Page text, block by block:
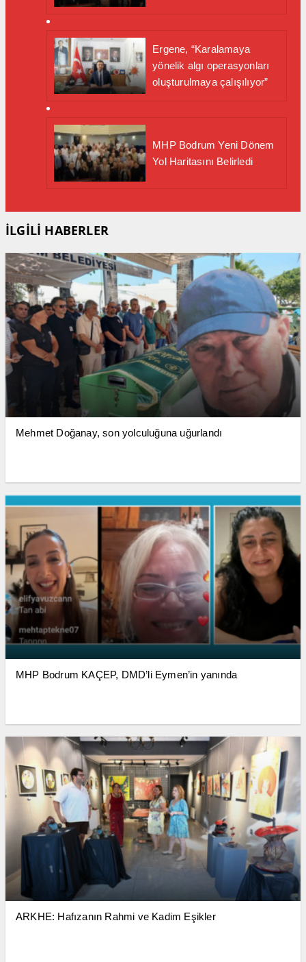
Ergene, “Karalamaya
yönelik algı operasyonları
oluşturulmaya çalışılıyor”
MHP Bodrum Yeni Dönem
Yol Haritasını Belirledi
İLGİLİ HABERLER
Mehmet Doğanay, son yolculuğuna uğurlandı
MHP Bodrum KAÇEP, DMD’li Eymen’in yanında
ARKHE: Hafızanın Rahmi ve Kadim Eşikler